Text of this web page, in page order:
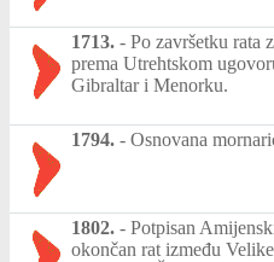
1713. - Po završetku rata
prema Utrehtskom
Gibraltar i Menorku.
1794. - Osnovana
1802. - Potpisan
okončan rat između